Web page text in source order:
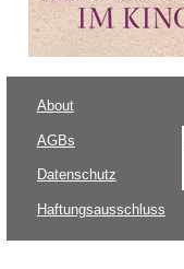
About
AGBs
Datenschutz
Haftungsausschluss